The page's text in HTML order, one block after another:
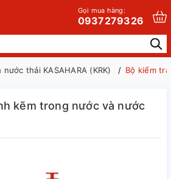
Gọi mua hàng:
0937279326
thải KASAHARA (KRK) Bộ kiểm
kẽm trong nước và nước